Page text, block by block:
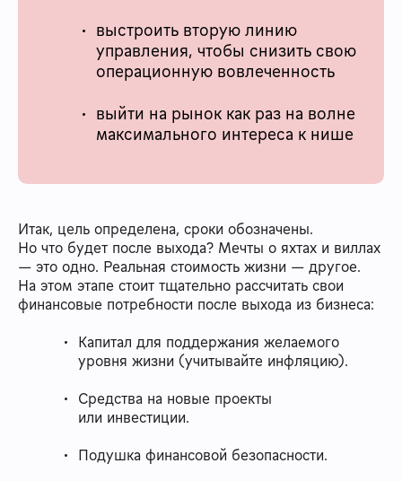
выстроить вторую линию
управления, чтобы снизить свою
операционную вовлеченность
выйти на рынок как раз на волне
максимального интереса к нише
Итак, цель определена, сроки обозначены.
Но что будет после выхода? Мечты о яхтах и виллах
— это одно. Реальная стоимость жизни — другое.
На этом этапе стоит тщательно рассчитать свои
финансовые потребности после выхода из бизнеса:
Капитал для поддержания желаемого
уровня жизни (учитывайте инфляцию).
Средства на новые проекты
или инвестиции.
Подушка финансовой безопасности.